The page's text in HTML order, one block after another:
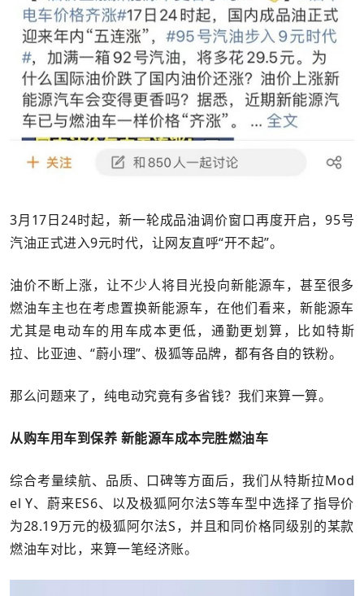
3月17日24时起，新一轮成品油调价窗口再度开启，95号
汽油正式进入9元时代，让网友直呼“开不起”。
油价不断上涨，让不少人将目光投向新能源车，甚至很多
燃油车主也在考虑置换新能源车，在他们看来，新能源车
尤其是电动车的用车成本更低，通勤更划算，比如特斯
拉、比亚迪、“蔚小理”、极狐等品牌，都有各自的铁粉。
那么问题来了，纯电动究竟有多省钱？我们来算一算。
从购车用车到保养 新能源车成本完胜燃油车
综合考量续航、品质、口碑等方面后，我们从特斯拉Mod
el Y、蔚来ES6、以及极狐阿尔法S等车型中选择了指导价
为28.19万元的极狐阿尔法S，并且和同价格同级别的某款
燃油车对比，来算一笔经济账。